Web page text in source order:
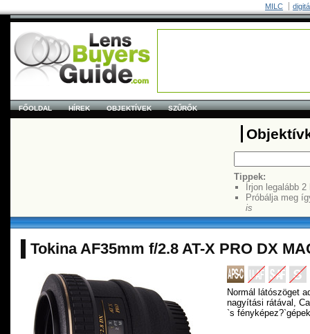
MILC
FŐOLDAL HÍREK OBJEKTÍVEK SZŰRŐK
Tippek:
Írjon legalább
Próbálja meg
is
Tokina AF35mm f/2.8 AT-X PRO DX
Normál látószöget
nagyítási rátával,
`s